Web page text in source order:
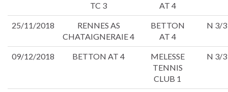
TC 3
AT 4
25/11/2018
RENNES AS
CHATAIGNERAIE 4
BETTON
AT 4
N 3/3
09/12/2018 BETTON AT 4
MELESSE
TENNIS
CLUB 1
N 3/3